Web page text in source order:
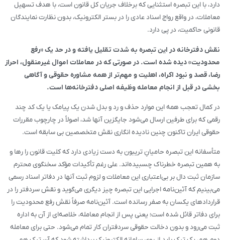
دارد، با این تبصره استثنایی که برخلاف جریان کل قانون است، با هدف تسهیل
معاملات، در واقع رواج اسناد عادی را در بستر الکترونیک، بدون نظارت نمایندگان
قانونی حاکمیت، در پی دارد.
نقش دفترخانه در این تبصره به شدت تقلیل یافته و در حد یک «رفع
محدودیت» دیده شده است. در صورتی که در معاملات اموال غیرمنقول، احراز
رضا، قصد و نبود اکراه، اهلیت و مهم‌تر از همه مشاوره حقوقی و آگاهی
بخشی در قبل از انجام معامله وظیفه اصلی دفترخانه‌ها است.
در کمال تعجب همه این موارد حذف و رد و بدل شدن یک پیامک یا یک کد چند
رقمی که برای طرفین ارسال می‌شود جایگزین آنها شد، اصولاً در چارچوب مقررات
حقوقی ایران تاکنون چنین نادیده انگاری نقش متخصصین بی سابقه است.
متأسفانه این تبصره حامیانِ تریبون به دست زیادی دارد که کلیت قانون را رها و
به همین تبصره خطرناک چسبیده‌اند. علی رغم تأکیدات مؤکد سخنگوی محترم
سازمان ثبت دال بر بی‌اعتباری این معاملات و لزوم ثبت آنها در دفاتر اسناد رسمی
می‌بینیم که آئین‌نامه اجرایی این تبصره چیز دیگری می‌گوید و نقش سردفتر را در
قراردادهای یکسان به صفر رسانده است. آئین‌نامه صرفاً نقش رفع محدودیت را
برای دفاتر قائل شده است؛ یعنی پس از انجام معامله، خلاصه‌ای از آن به اداره
ثبت می‌رود و بدون دخالت حقوقی سردفتران کار تمام می‌شود. حتی برای معامله